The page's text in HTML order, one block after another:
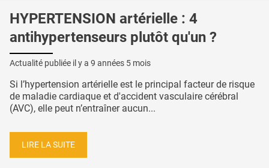
HYPERTENSION artérielle : 4
antihypertenseurs plutôt qu'un ?
Actualité publiée il y a 9 années 5 mois
Si l’hypertension artérielle est le principal facteur de risque
de maladie cardiaque et d'accident vasculaire cérébral
(AVC), elle peut n’entraîner aucun...
LIRE LA SUITE